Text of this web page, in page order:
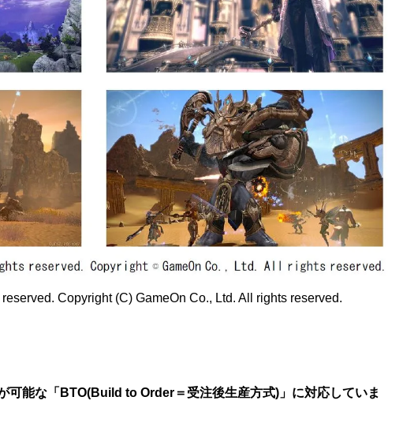
Copyright (C) GameOn Co., Ltd. All rights reserved.
可能な「BTO(Build to Order＝受注後生産方式)」に対応していま